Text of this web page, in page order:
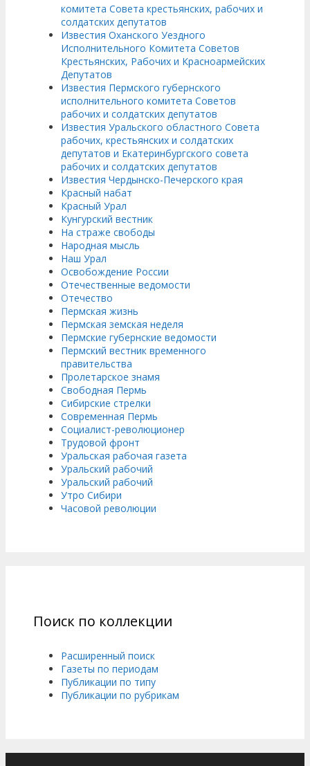
комитета Совета крестьянских, рабочих и
солдатских депутатов
Известия Оханского Уездного
Исполнительного Комитета Советов
Крестьянских, Рабочих и Красноармейских
Депутатов
Известия Пермского губернского
исполнительного комитета Советов
рабочих и солдатских депутатов
Известия Уральского областного Совета
рабочих, крестьянских и солдатских
депутатов и Екатеринбургского совета
рабочих и солдатских депутатов
Известия Чердынско-Печерского края
Красный набат
Красный Урал
Кунгурский вестник
На страже свободы
Народная мысль
Наш Урал
Освобождение России
Отечественные ведомости
Отечество
Пермская жизнь
Пермская земская неделя
Пермские губернские ведомости
Пермский вестник временного
правительства
Пролетарское знамя
Свободная Пермь
Сибирские стрелки
Современная Пермь
Социалист-революционер
Трудовой фронт
Уральская рабочая газета
Уральский рабочий
Уральский рабочий
Утро Сибири
Часовой революции
Поиск по коллекции
Расширенный поиск
Газеты по периодам
Публикации по типу
Публикации по рубрикам